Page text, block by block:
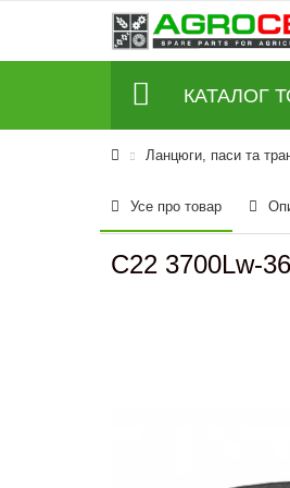
КАТАЛОГ
Ланцюги, паси та
Усе про товар
C22 3700Lw-